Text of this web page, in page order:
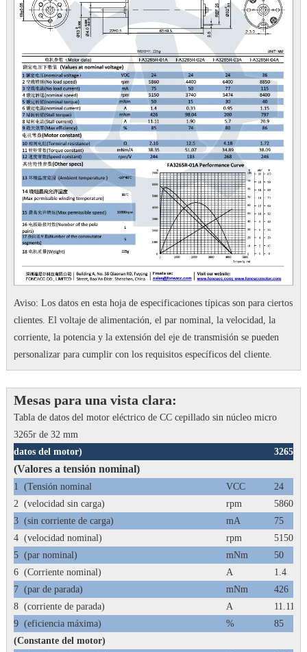
Aviso: Los datos en esta hoja de especificaciones típicas son para ciertos
clientes. El voltaje de alimentación, el par nominal, la velocidad, la
corriente, la potencia y la extensión del eje de transmisión se pueden
personalizar para cumplir con los requisitos específicos del cliente.
Mesas para una vista clara:
Tabla de datos del motor eléctrico de CC cepillado sin núcleo micro
3265r de 32 mm
datos del motor)
3265R-
(Valores a tensión nominal)
1 (Tensión nominal VCC
24
2 (velocidad sin carga) rpm
5860
3 (sin corriente de carga) mA
75
4 (velocidad nominal) rpm
5150
5 (par nominal) mNm
50
6 (Corriente nominal) A
1.4
7 (par de parada) mNm
426
8 (corriente de parada) A
11.11
9 (eficiencia máxima) %
85
(Constante del motor)